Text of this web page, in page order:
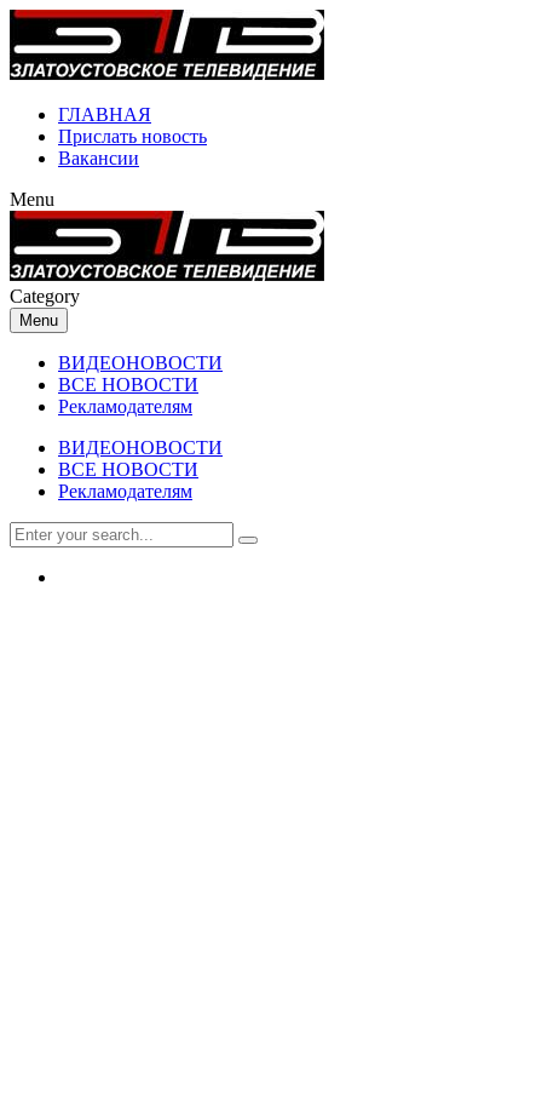
ГЛАВНАЯ
Прислать новость
Вакансии
Menu
Category
Menu
ВИДЕОНОВОСТИ
ВСЕ НОВОСТИ
Рекламодателям
ВИДЕОНОВОСТИ
ВСЕ НОВОСТИ
Рекламодателям